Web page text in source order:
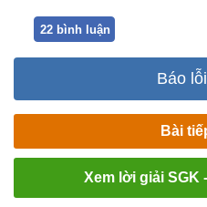
22 bình luận
Báo
Bài
Xem lời giải SGK